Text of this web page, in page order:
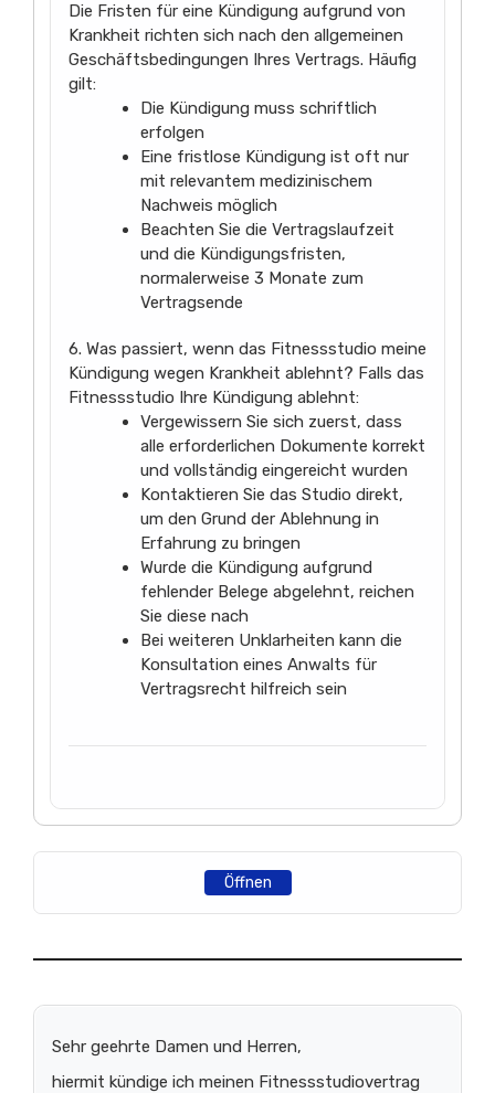
Die Fristen für eine Kündigung aufgrund von
Krankheit richten sich nach den allgemeinen
Geschäftsbedingungen Ihres Vertrags. Häufig
gilt:
Die Kündigung muss schriftlich
erfolgen
Eine fristlose Kündigung ist oft nur
mit relevantem medizinischem
Nachweis möglich
Beachten Sie die Vertragslaufzeit
und die Kündigungsfristen,
normalerweise 3 Monate zum
Vertragsende
6. Was passiert, wenn das Fitnessstudio meine
Kündigung wegen Krankheit ablehnt? Falls das
Fitnessstudio Ihre Kündigung ablehnt:
Vergewissern Sie sich zuerst, dass
alle erforderlichen Dokumente korrekt
und vollständig eingereicht wurden
Kontaktieren Sie das Studio direkt,
um den Grund der Ablehnung in
Erfahrung zu bringen
Wurde die Kündigung aufgrund
fehlender Belege abgelehnt, reichen
Sie diese nach
Bei weiteren Unklarheiten kann die
Konsultation eines Anwalts für
Vertragsrecht hilfreich sein
Öffnen
Sehr geehrte Damen und Herren,
hiermit kündige ich meinen Fitnessstudiovertrag